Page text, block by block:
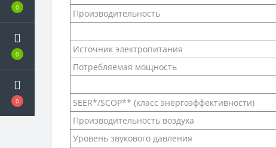
0
0
0
Производительность
Источник электропитания
Потребляемая мощность
SEER*/SCOP** (класс энергоэффективности)
Производительность воздуха
Уровень звукового давления